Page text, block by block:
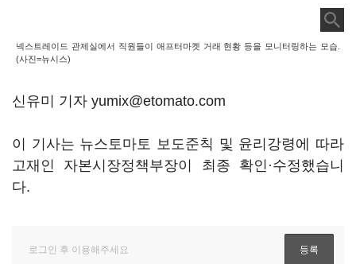
넥스트레이드 관제실에서 직원들이 애프터마켓 거래 현황 등을 모니터링하는 모습.
(사진=뉴시스)
신유미 기자 yumix@etomato.com
이 기사는 뉴스토마토 보도준칙 및 윤리강령에 따라
고재인 자본시장정책부장이 최종 확인·수정했습니
다.